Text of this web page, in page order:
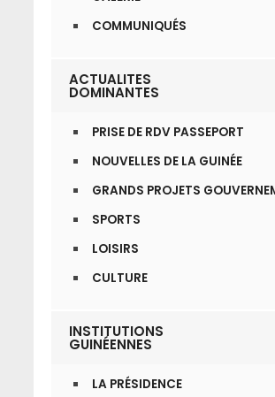
COMMUNIQUÉS
ACTUALITES
DOMINANTES
PRISE DE RDV PASSEPORT
NOUVELLES DE LA GUINÉE
GRANDS PROJETS
SPORTS
LOISIRS
CULTURE
INSTITUTIONS
GUINÉENNES
LA PRÉSIDENCE